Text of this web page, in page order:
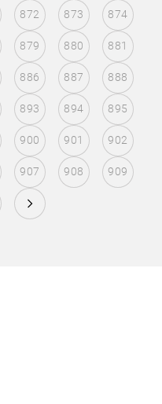
872 873 874
879 880 881
886 887 888
893 894 895
900 901 902
907 908 909